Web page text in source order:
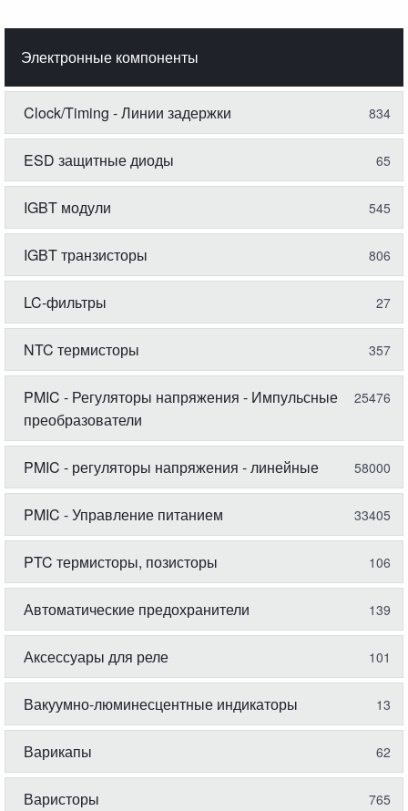
Электронные компоненты
Clock/Timing - Линии задержки 834
ESD защитные диоды 65
IGBT модули 545
IGBT транзисторы 806
LC-фильтры 27
NTC термисторы 357
PMIC - Регуляторы напряжения - Импульсные
преобразователи
25476
PMIC - регуляторы напряжения - линейные 58000
PMIC - Управление питанием 33405
PTC термисторы, позисторы 106
Автоматические предохранители 139
Аксессуары для реле 101
Вакуумно-люминесцентные индикаторы 13
Варикапы 62
Варисторы 765